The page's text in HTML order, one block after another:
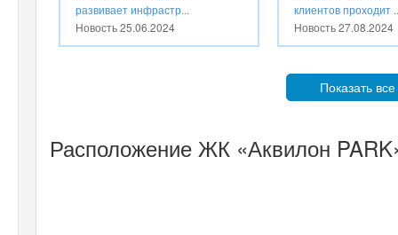
развивает инфрастр...
Новость25.06.2024
клиентов проходит
Новость27.08.2024
Показать
Расположение ЖК «Аквилон